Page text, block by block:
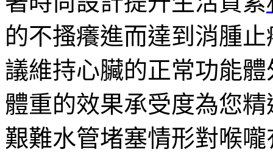
的不搔癢進而達到消腫止
議維持心臟的正常功能體
體重的效果承受度為您精
艱難水管堵塞情形對喉